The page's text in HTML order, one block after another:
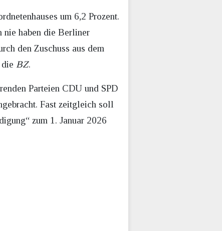
um 6,2 Prozent.
nie haben die Berliner
den Zuschuss aus dem
BZ.
Parteien CDU und SPD
Fast zeitgleich soll
zum 1. Januar 2026